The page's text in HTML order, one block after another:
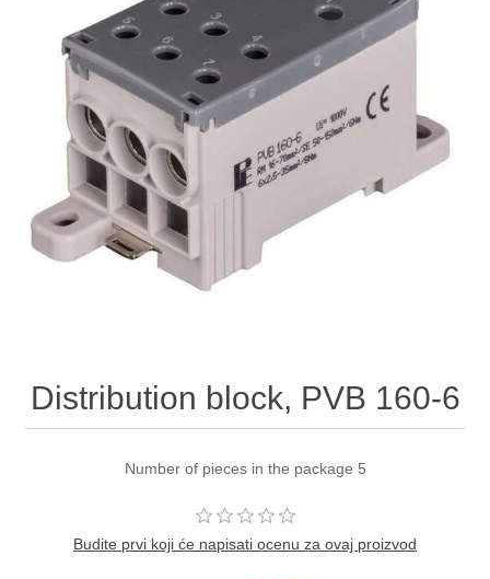
Distribution block, PVB 160-6
Number of pieces in the package 5
Budite prvi koji će napisati ocenu za ovaj proizvod